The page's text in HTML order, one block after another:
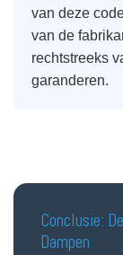
van deze
van de
rechtstreeks
garanderen.
Conclusie:
Dampen